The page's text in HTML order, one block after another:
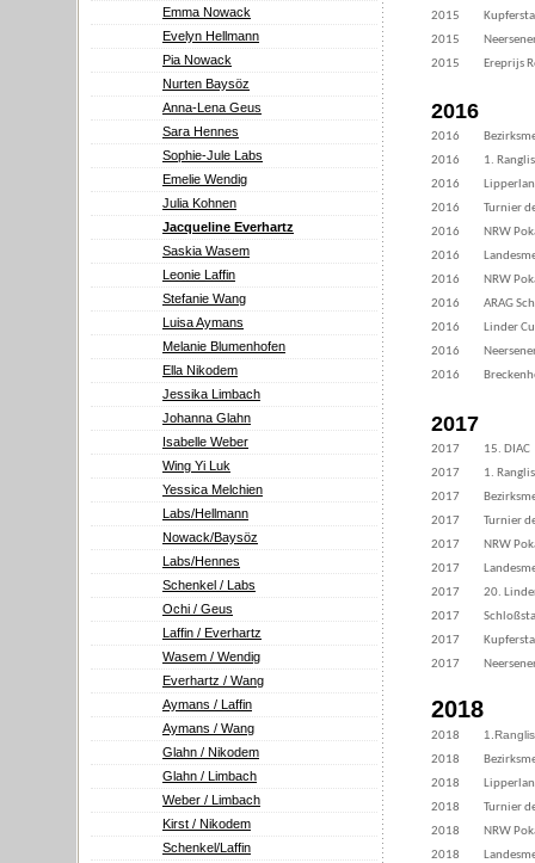
Emma Nowack
Evelyn Hellmann
Pia Nowack
Nurten Baysöz
Anna-Lena Geus
Sara Hennes
Sophie-Jule Labs
Emelie Wendig
Julia Kohnen
Jacqueline Everhartz
Saskia Wasem
Leonie Laffin
Stefanie Wang
Luisa Aymans
Melanie Blumenhofen
Ella Nikodem
Jessika Limbach
Johanna Glahn
Isabelle Weber
Wing Yi Luk
Yessica Melchien
Labs/Hellmann
Nowack/Baysöz
Labs/Hennes
Schenkel / Labs
Ochi / Geus
Laffin / Everhartz
Wasem / Wendig
Everhartz / Wang
Aymans / Laffin
Aymans / Wang
Glahn / Nikodem
Glahn / Limbach
Weber / Limbach
Kirst / Nikodem
Schenkel/Laffin
2015
2015
2015
Ereprijs
2016
2016
2016
1.
2016
2016
Turnier
2016
NRW
2016
2016
NRW
2016
ARAG
2016
Linder
2016
2016
2017
2017
15. DIAC
2017
1.
2017
2017
Turnier
2017
NRW
2017
2017
20.
2017
2017
2017
2018
2018
2018
2018
2018
Turnier
2018
NRW
2018